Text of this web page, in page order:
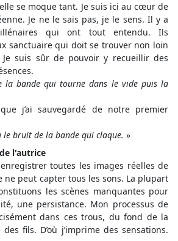
se moque tant. Je suis ici au cœur de
Je ne le sais pas, je le sens. Il y a
qui ont tout entendu. Ils
sanctuaire qui doit se trouver non loin
suis sûr de pouvoir y recueillir des
la bande qui tourne dans le vide puis la
j’ai sauvegardé de notre premier
le bruit de la bande qui claque. »
l'autrice
toutes les images réelles de
ne peut capter tous les sons. La plupart
les scènes manquantes pour
une persistance. Mon processus de
dans ces trous, du fond de la
fils. D’où j’imprime des sensations.